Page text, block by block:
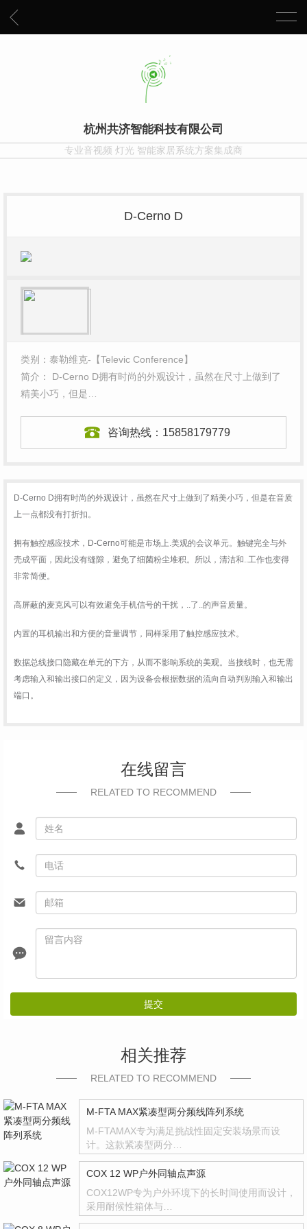
杭州共济智能科技有限公司
专业音视频 灯光 智能家居系统方案集成商
D-Cerno D
类别：泰勒维克-【Televic Conference】
简介： D-Cerno D拥有时尚的外观设计，虽然在尺寸上做到了
精美小巧，但是…
咨询热线： 15858179779
D-Cerno D拥有时尚的外观设计，虽然在尺寸上做到了精美小巧，但是在音质
上一点都没有打折扣。
拥有触控感应技术，D-Cerno可能是市场上.美观的会议单元。触键完全与外
壳成平面，因此没有缝隙，避免了细菌粉尘堆积。所以，清洁和..工作也变得
非常简便。
高屏蔽的麦克风可以有效避免手机信号的干扰，..了..的声音质量。
内置的耳机输出和方便的音量调节，同样采用了触控感应技术。
数据总线接口隐藏在单元的下方，从而不影响系统的美观。当接线时，也无需
考虑输入和输出接口的定义，因为设备会根据数据的流向自动判别输入和输出
端口。
在线留言
RELATED TO RECOMMEND
提交
相关推荐
RELATED TO RECOMMEND
M-FTA MAX紧凑型两分频线阵列系统
M-FTAMAX专为满足挑战性固定安装场景而设
计。这款紧凑型两分…
COX 12 WP户外同轴点声源
COX12WP专为户外环境下的长时间使用而设计，
采用耐候性箱体与…